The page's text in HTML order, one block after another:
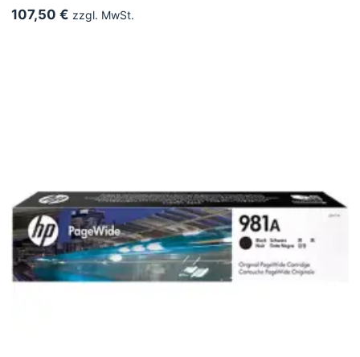
107,50 € zzgl. MwSt.